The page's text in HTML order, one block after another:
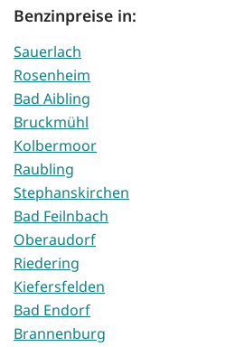
Benzinpreise in:
Sauerlach
Rosenheim
Bad Aibling
Bruckmühl
Kolbermoor
Raubling
Stephanskirchen
Bad Feilnbach
Oberaudorf
Riedering
Kiefersfelden
Bad Endorf
Brannenburg